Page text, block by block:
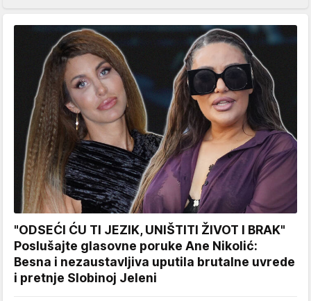
"ODSEĆI ĆU TI JEZIK, UNIŠTITI ŽIVOT I BRAK"
Poslušajte glasovne poruke Ane Nikolić:
Besna i nezaustavljiva uputila brutalne uvrede
i pretnje Slobinoj Jeleni